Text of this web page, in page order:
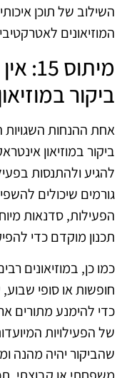
השילוב של תוכן
המוזיאונים
ביקור
אחת ההנחות השגויות
ביקור במוזיאון
להגיע ולהתנסות
גורמים שיכולים
הפעילות, סדנאות
תכנון מוקדם כדי
כמו כן, במוזיאונים
חופשות או סופי
כדי להימנע מתורים
של הפעילויות
שהביקור יהיה מהנה